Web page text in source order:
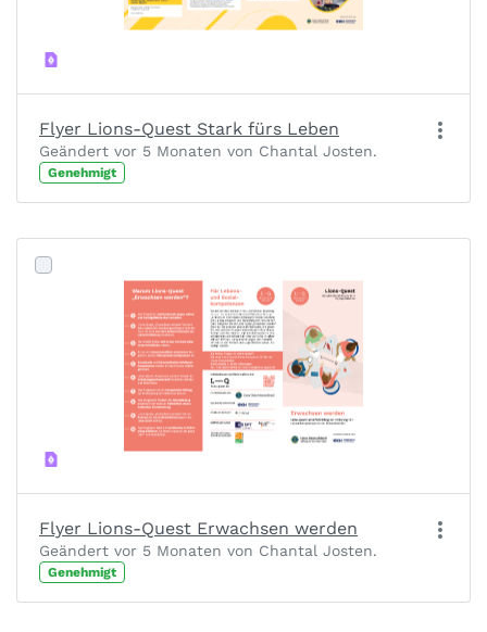
Flyer Lions-Quest Stark fürs Leben
Geändert vor 5 Monaten von Chantal Josten.
Genehmigt
Flyer Lions-Quest Erwachsen werden
Geändert vor 5 Monaten von Chantal Josten.
Genehmigt